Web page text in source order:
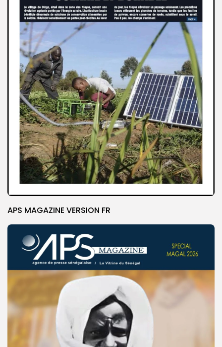
APS MAGAZINE VERSION FR